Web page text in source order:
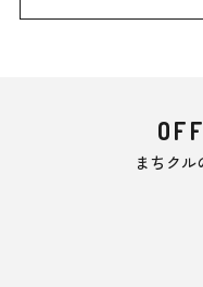
まちクル